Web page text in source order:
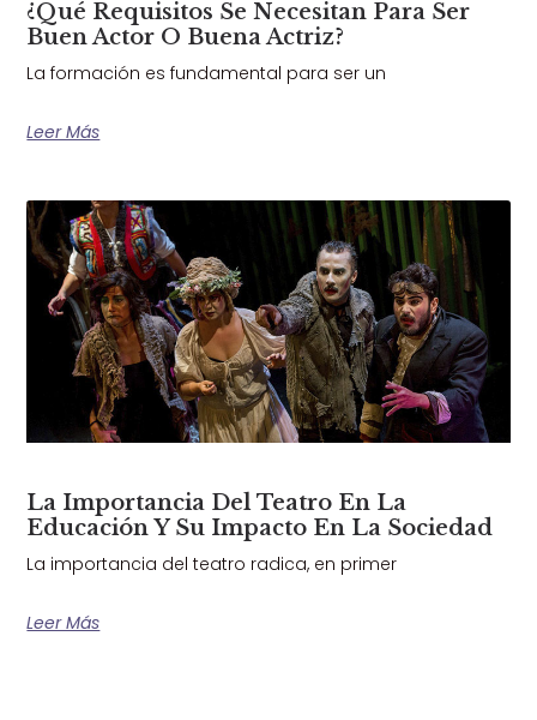
¿Qué Requisitos Se Necesitan Para Ser
Buen Actor O Buena Actriz?
La formación es fundamental para ser un
Leer Más
La Importancia Del Teatro En La
Educación Y Su Impacto En La Sociedad
La importancia del teatro radica, en primer
Leer Más